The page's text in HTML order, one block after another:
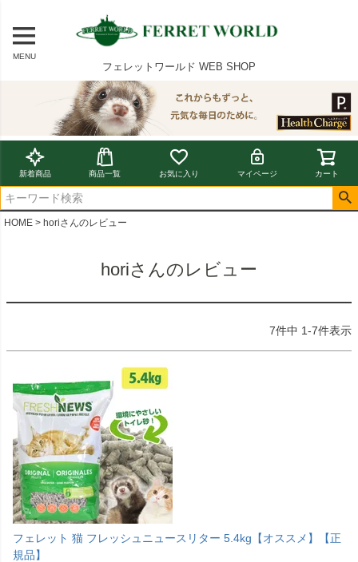
MENU
フェレットワールド WEB SHOP
新着商品 商品一覧 お気に入り マイページ カート
HOME horiさんのレビュー
horiさんのレビュー
7件中 1-7件表示
フェレット 猫 フレッシュニュースリター 5.4kg【オススメ】【正
規品】